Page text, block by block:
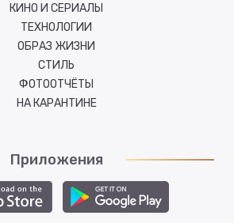
КИНО И СЕРИАЛЫ
ТЕХНОЛОГИИ
ОБРАЗ ЖИЗНИ
СТИЛЬ
ФОТООТЧЁТЫ
НА КАРАНТИНЕ
Приложения